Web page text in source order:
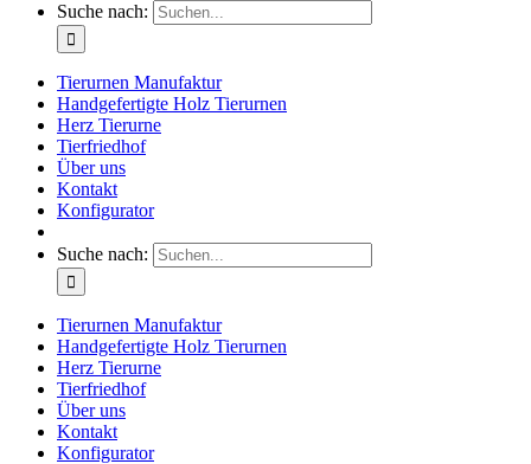
Suche nach:
Tierurnen Manufaktur
Handgefertigte Holz Tierurnen
Herz Tierurne
Tierfriedhof
Über uns
Kontakt
Konfigurator
Suche nach:
Tierurnen Manufaktur
Handgefertigte Holz Tierurnen
Herz Tierurne
Tierfriedhof
Über uns
Kontakt
Konfigurator